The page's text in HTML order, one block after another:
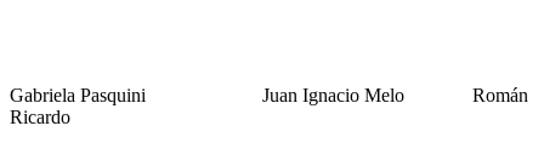
Gabriela Pasquini Juan Ignacio Melo Román
Ricardo